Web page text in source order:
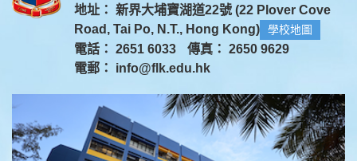
地址： 新界大埔寶湖道22號 (22 Plover Cove
Road, Tai Po, N.T., Hong Kong)
學校地圖
電話： 2651 6033
傳真： 2650 9629
電郵： info@flk.edu.hk